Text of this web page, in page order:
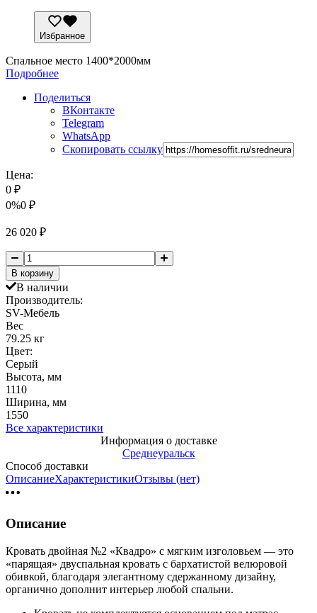
Избранное
Спальное место 1400*2000мм
Подробнее
Поделиться
ВКонтакте
Telegram
WhatsApp
Скопировать ссылку
Цена:
0 ₽
0%0 ₽
26 020 ₽
В корзину
В наличии
Производитель:
SV-Мебель
Вес
79.25 кг
Цвет:
Серый
Высота, мм
1110
Ширина, мм
1550
Все характеристики
Информация о доставке
Среднеуральск
Способ доставки
ОписаниеХарактеристикиОтзывы (нет)
Описание
Кровать двойная №2 «Квадро» с мягким изголовьем — это
«парящая» двуспальная кровать с бархатистой велюровой
обивкой, благодаря элегантному сдержанному дизайну,
органично дополнит интерьер любой спальни.